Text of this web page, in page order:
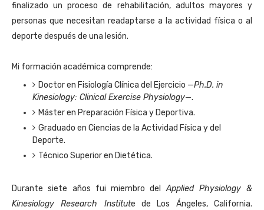
finalizado un proceso de rehabilitación, adultos mayores y
personas que necesitan readaptarse a la actividad física o al
deporte después de una lesión.
Mi formación académica comprende:
Doctor en Fisiología Clínica del Ejercicio —Ph.D. in
Kinesiology: Clinical Exercise Physiology—.
Máster en Preparación Física y Deportiva.
Graduado en Ciencias de la Actividad Física y del
Deporte.
Técnico Superior en Dietética.
Durante siete años fui miembro delApplied Physiology &
Kinesiology Research Institute de Los Ángeles, California.